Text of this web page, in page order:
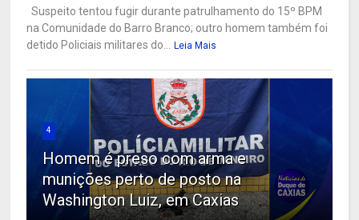
Suspeito tentou fugir durante patrulhamento do 15º BPM
na Comunidade do Barro Branco; outro homem também foi
detido Policiais militares do...
Leia Mais
4
Homem é preso com arma e
munições perto de posto na
Washington Luiz, em Caxias